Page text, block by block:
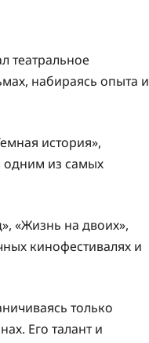
театральное
набираясь опыта и
история»,
одним из самых
«Жизнь на двоих»,
кинофестивалях и
только
Его талант и